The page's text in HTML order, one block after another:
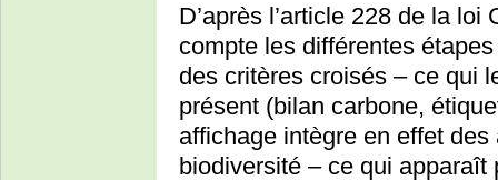
D’après l’article 228 de la
compte les différentes
des critères croisés – ce qui
présent (bilan carbone,
affichage intègre en effet
biodiversité – ce qui